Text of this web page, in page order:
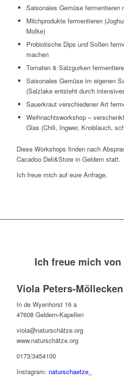
Saisonales Gemüse fermentieren
Milchprodukte fermentieren
Molke)
Probiotische Dips und Soßen
machen
Tomaten & Salzgurken
Saisonales Gemüse im eigenen
(Salzlake entsteht durch
Sauerkraut verschiedener Art
Weihnachtsworkshop –
Glas (Chili, Ingwer, Knoblauch,
Diese Workshops finden nach
Cacadoo Deli&Store in Geldern statt.
Ich freue mich auf eure Anfrage.
Ich freue mich
Viola Peters-Möllecken
In de Wyenhorst 16 a
47608 Geldern-Kapellen
viola@naturschätze.org
www.naturschätze.org
0173/3454100
Instagram: naturschaetze_